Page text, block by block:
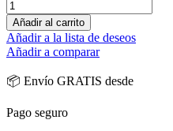
Añadir al carrito
Añadir a la lista de deseos
Añadir a comparar
📦 Envío GRATIS desde
Pago seguro